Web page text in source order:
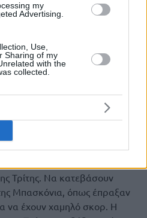
my
Advertising.
Use,
Sharing of my
with the
collected.
Τρίτης. Να κατεβάσουν
Μπασκόνια, όπως έπραξαν
να έχουν χαμηλό σκορ. Η